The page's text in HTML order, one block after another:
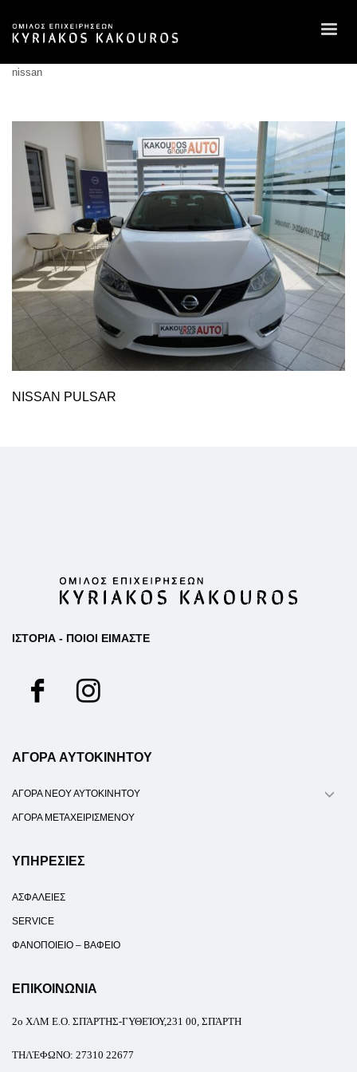
nissan
NISSAN PULSAR
ΙΣΤΟΡΙΑ - ΠΟΙΟΙ ΕΙΜΑΣΤΕ
ΑΓΟΡΑ ΑΥΤΟΚΙΝΗΤΟΥ
ΑΓΟΡΑ ΝΕΟΥ ΑΥΤΟΚΙΝΗΤΟΥ
ΑΓΟΡΑ ΜΕΤΑΧΕΙΡΙΣΜΕΝΟΥ
ΥΠΗΡΕΣΙΕΣ
ΑΣΦΑΛΕΙΕΣ
SERVICE
ΦΑΝΟΠΟΙΕΙΟ – ΒΑΦΕΙΟ
ΕΠΙΚΟΙΝΩΝΙΑ
2ο ΧΛΜ Ε.Ο. ΣΠΆΡΤΗΣ-ΓΥΘΕΊΟΥ,231 00, ΣΠΆΡΤΗ
ΤΗΛΈΦΩΝΟ: 27310 22677